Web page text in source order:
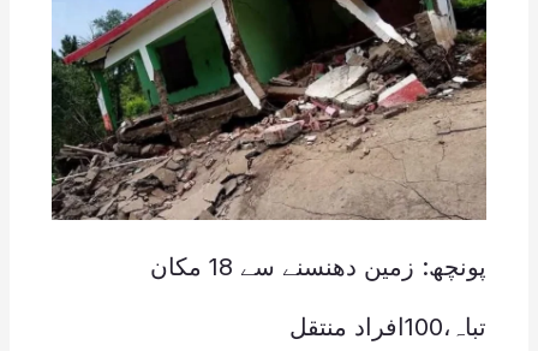
پونچھ: زمین دھنسنے سے 18 مکان
تباہ،100افراد منتقل